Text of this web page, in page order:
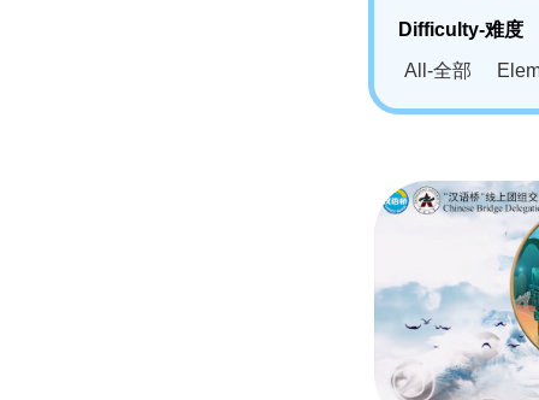
Difficulty-难度
All-全部